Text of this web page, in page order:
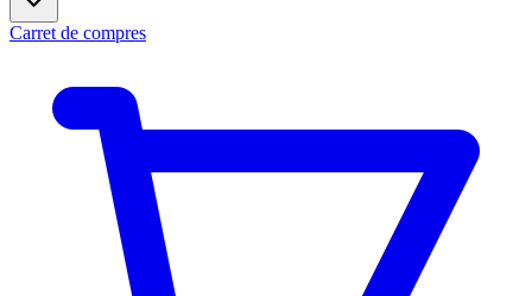
Carret de compres